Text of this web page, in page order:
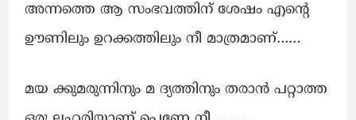
അന്നത്തെ ആ സംഭവത്തിന് ശേഷം എന്റെ
ഊണിലും ഉറക്കത്തിലും നീ മാത്രമാണ്……
മയ ക്കുമരുന്നിനും മ ദ്യത്തിനും തരാൻ പറ്റാത്ത